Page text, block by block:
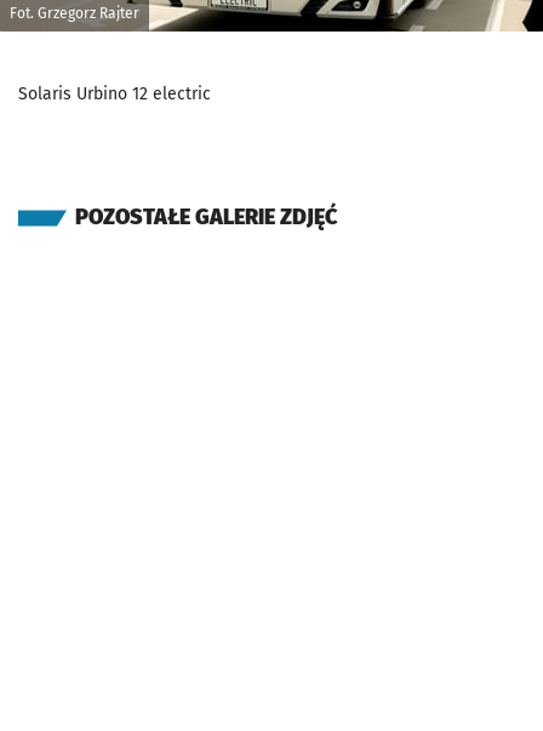
Fot. Grzegorz Rajter
Solaris Urbino 12 electric
POZOSTAŁE GALERIE ZDJĘĆ